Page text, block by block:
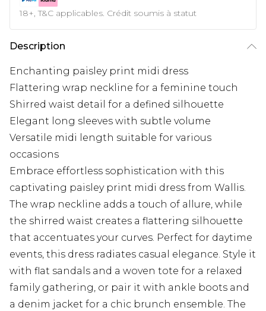
18+, T&C applicables. Crédit soumis à statut
Description
Enchanting paisley print midi dress
Flattering wrap neckline for a feminine touch
Shirred waist detail for a defined silhouette
Elegant long sleeves with subtle volume
Versatile midi length suitable for various
occasions
Embrace effortless sophistication with this
captivating paisley print midi dress from Wallis.
The wrap neckline adds a touch of allure, while
the shirred waist creates a flattering silhouette
that accentuates your curves. Perfect for daytime
events, this dress radiates casual elegance. Style it
with flat sandals and a woven tote for a relaxed
family gathering, or pair it with ankle boots and
a denim jacket for a chic brunch ensemble. The